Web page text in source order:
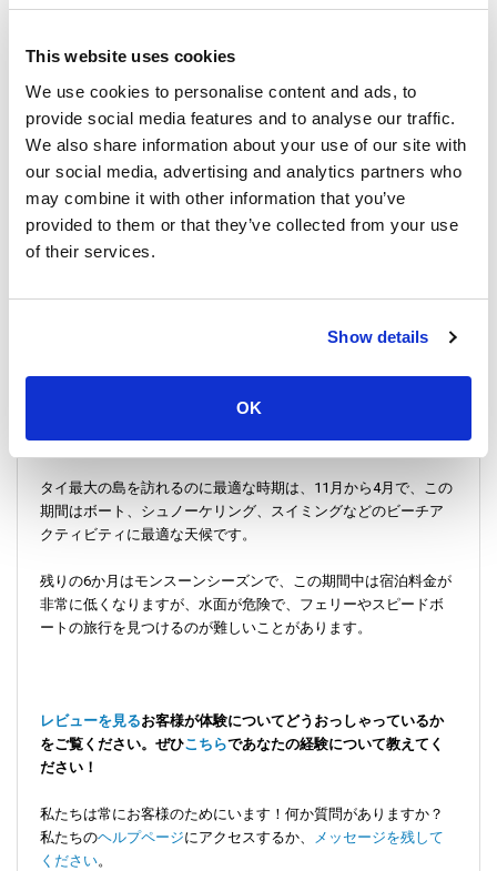
This website uses cookies
We use cookies to personalise content and ads, to
provide social media features and to analyse our traffic.
We also share information about your use of our site with
our social media, advertising and analytics partners who
may combine it with other information that you’ve
provided to them or that they’ve collected from your use
of their services.
Show details
OK
バンラック桟橋
は高さ12メートルの仏像の隣に位置しているた
バンラック桟橋はサムイ空港に最も近い桟橋であるため、移動
がより簡単で、便利で、安価になります。
バンラック桟橋からプーケット新バスステーション
へ
国際空港から車でわずか5分です。
のドンサック桟橋までお連れします。
訪問のベストシーズン
タイ最大の島を訪れるのに最適な時期は、11月から4月で、この
期間はボート、シュノーケリング、スイミングなどのビーチア
クティビティに最適な天候です。
残りの6か月はモンスーンシーズンで、この期間中は宿泊料金が
非常に低くなりますが、水面が危険で、フェリーやスピードボ
ートの旅行を見つけるのが難しいことがあります。
レビューを見るお客様が体験についてどうおっしゃっているか
をご覧ください。ぜひこちらであなたの経験について教えてく
ださい！
私たちは常にお客様のためにいます！何か質問がありますか？
私たちのヘルプページにアクセスするか、
メッセージを残して
ください。